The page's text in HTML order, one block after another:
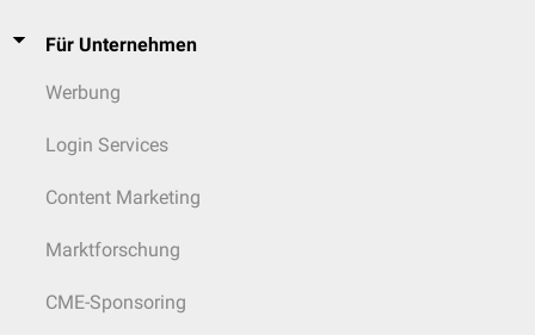
Für Unternehmen
Werbung
Login Services
Content Marketing
Marktforschung
CME-Sponsoring